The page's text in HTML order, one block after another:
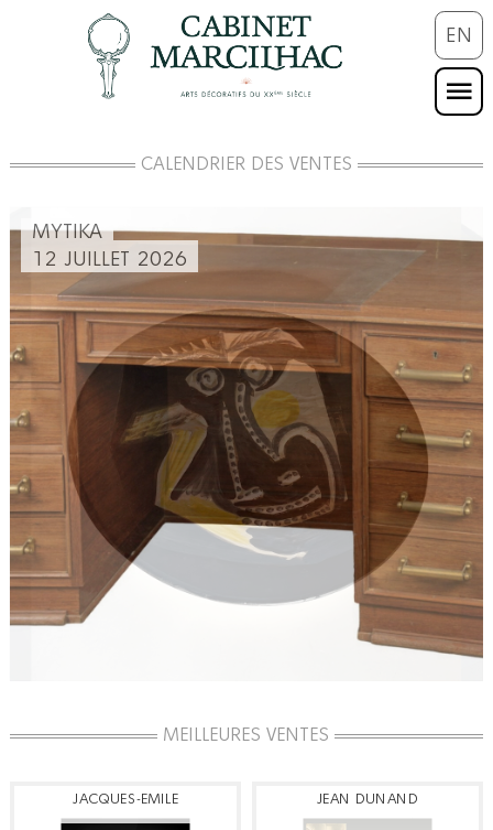
EN
CALENDRIER DES VENTES
MYTIKA
12 JUILLET 2026
MEILLEURES VENTES
JACQUES-EMILE
RUHLMANN
JEAN DUNAND